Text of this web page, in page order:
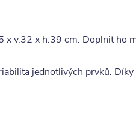
v.32 x h.39 cm. Doplnit ho
jednotlivých prvků.